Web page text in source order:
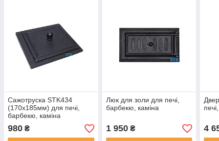
Сажотруска STK434
(170х185мм) для печі,
барбекю, каміна
980 ₴
Люк для золи для печі,
барбекю, каміна
1 950₴ 4